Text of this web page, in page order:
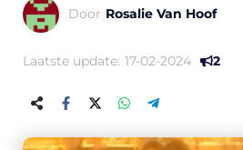
Door Rosalie Van Hoof
Laatste update: 17-02-2024 2